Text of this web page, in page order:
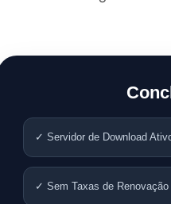
✓ Servidor de Download
✓ Sem Taxas de Renovação